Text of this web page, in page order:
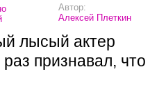
Автор:
Алексей Плеткин
лысый актер
признавал, что